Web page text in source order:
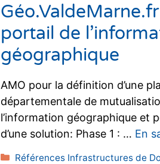
portail de
géographique
AMO pour la définition d’une
départementale de
l’information géographique et
d’une solution: Phase 1 : … En
Catégories
Références Infrastructures de